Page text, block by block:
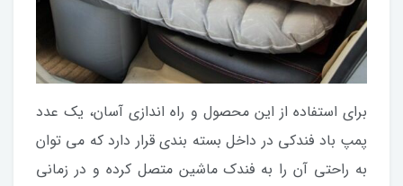
برای استفاده از این محصول و راه اندازی آسان، یک عدد
پمپ باد فندکی در داخل بسته بندی قرار دارد که می توان
به راحتی آن را به فندک ماشین متصل کرده و در زمانی